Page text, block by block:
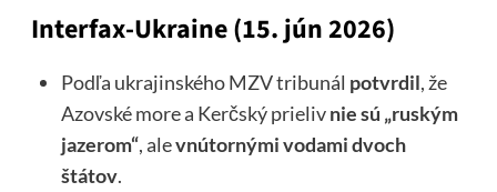
Interfax-Ukraine (15. jún 2026)
Podľa ukrajinského MZV tribunál potvrdil, že
Azovské more a Kerčský prielivnie sú „ruským
jazerom“, alevnútornými vodami dvoch
štátov.